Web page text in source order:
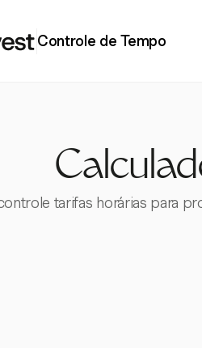
Controle de Tempo
tarifas horárias para